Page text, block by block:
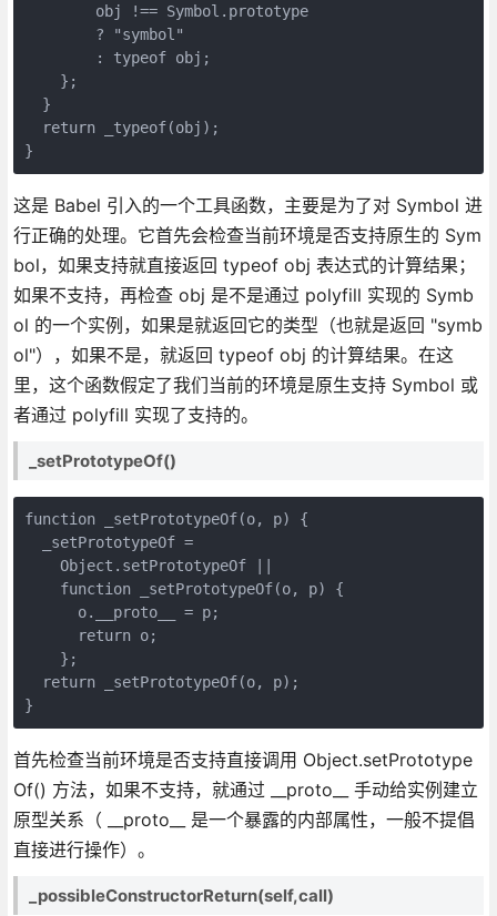
        obj !== Symbol.prototype
        ? "symbol"
        : typeof obj;
    };
  }
  return _typeof(obj);
}
这是 Babel 引入的一个工具函数，主要是为了对 Symbol 进
行正确的处理。它首先会检查当前环境是否支持原生的 Sym
bol，如果支持就直接返回 typeof obj 表达式的计算结果；
如果不支持，再检查 obj 是不是通过 polyfill 实现的 Symb
ol 的一个实例，如果是就返回它的类型（也就是返回 "symb
ol"），如果不是，就返回 typeof obj 的计算结果。在这
里，这个函数假定了我们当前的环境是原生支持 Symbol 或
者通过 polyfill 实现了支持的。
_setPrototypeOf()
function _setPrototypeOf(o, p) {
  _setPrototypeOf =
    Object.setPrototypeOf ||
    function _setPrototypeOf(o, p) {
      o.__proto__ = p;
      return o;
    };
  return _setPrototypeOf(o, p);
}
首先检查当前环境是否支持直接调用 Object.setPrototype
Of() 方法，如果不支持，就通过 __proto__ 手动给实例建立
原型关系（ __proto__ 是一个暴露的内部属性，一般不提倡
直接进行操作）。
_possibleConstructorReturn(self,call)